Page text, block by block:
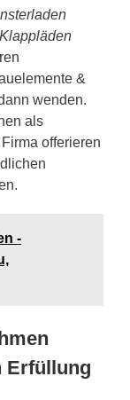
&
wenden.
als
offerieren
-
Erfüllung